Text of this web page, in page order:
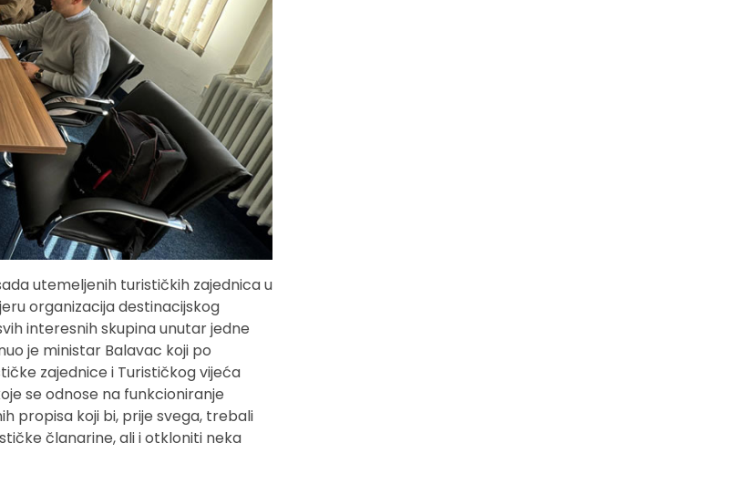
utemeljenih turističkih zajednica u
organizacija destinacijskog
interesnih skupina unutar jedne
je ministar Balavac koji po
zajednice i Turističkog vijeća
se odnose na funkcioniranje
propisa koji bi, prije svega, trebali
članarine, ali i otkloniti neka